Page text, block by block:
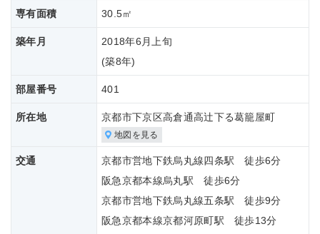
専有面積 30.5㎡
築年月
2018年6月上旬
(築8年)
部屋番号 401
所在地 京都市下京区高倉通高辻下る葛籠屋町
地図を見る
交通
京都市営地下鉄烏丸線四条駅 徒歩6分
阪急京都本線烏丸駅 徒歩6分
京都市営地下鉄烏丸線五条駅 徒歩9分
阪急京都本線京都河原町駅 徒歩13分